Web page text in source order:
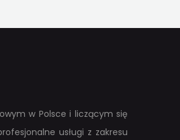
w Polsce i liczącym się
usługi z zakresu